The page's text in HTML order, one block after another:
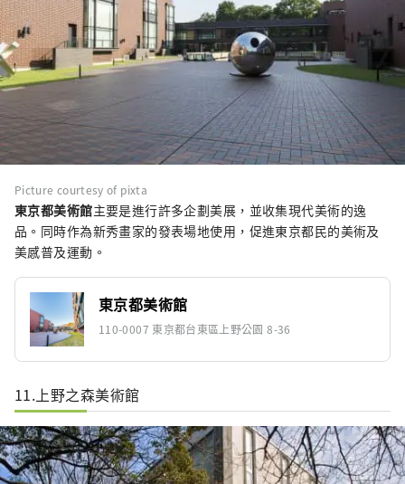
Picture courtesy of pixta
東京都美術館主要是進行許多企劃美展，並收集現代美術的逸
品。同時作為新秀畫家的發表場地使用，促進東京都民的美術及
美感普及運動。
東京都美術館
110-0007 東京都台東區上野公園 8-36
11.上野之森美術館